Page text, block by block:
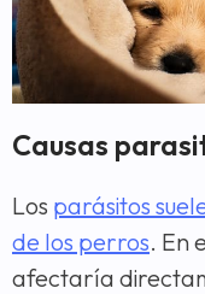
Causas
Los parásitos
de los perros. En
afectaría